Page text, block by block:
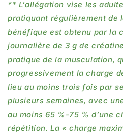
** L’allégation vise les
pratiquant régulièrement de
bénéfique est obtenu par la
journalière de 3 g de
pratique de la musculation,
progressivement la charge
lieu au moins trois fois par
plusieurs semaines, avec
au moins 65 %-75 % d’une
répétition. La « charge